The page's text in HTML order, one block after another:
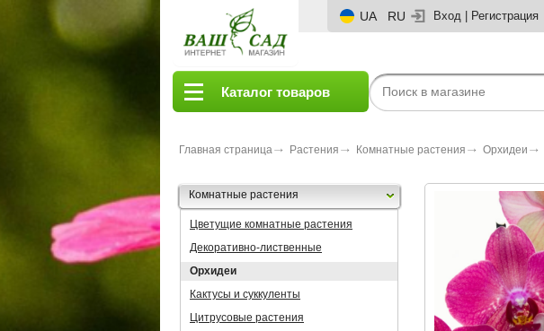
UA RU Вход Регистрация
Каталог товаров
Главная страница Растения Комнатные растения Орхидеи
Комнатные растения
Цветущие комнатные растения
Декоративно-лиственные
Орхидеи
Кактусы и суккуленты
Цитрусовые растения